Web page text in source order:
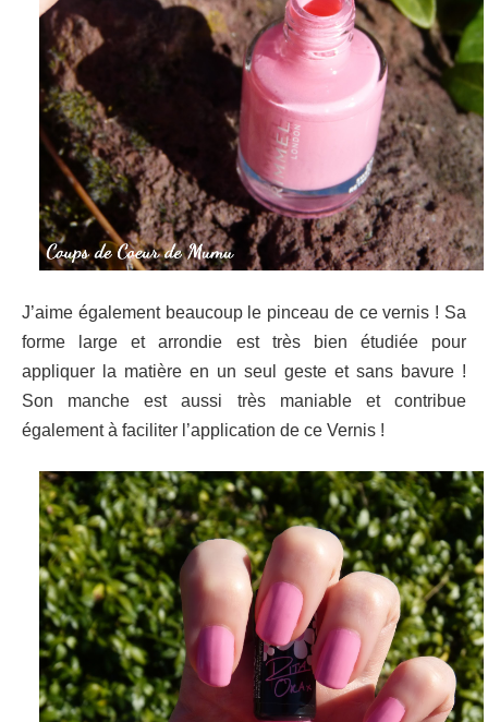
J’aime également beaucoup le pinceau de ce vernis ! Sa
forme large et arrondie est très bien étudiée pour
appliquer la matière en un seul geste et sans bavure !
Son manche est aussi très maniable et contribue
également à faciliter l’application de ce Vernis !